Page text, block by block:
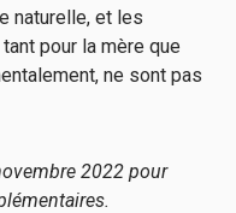
naturelle, et les
pour la mère que
ne sont pas
2022 pour